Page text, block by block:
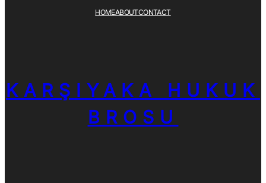
HOMEABOUTCONTACT
KARŞIYAKA HUKUK
BROSU